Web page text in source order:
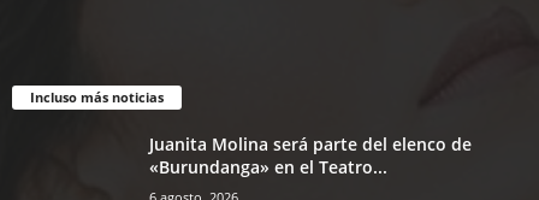
Incluso más noticias
Juanita Molina será parte del elenco de
«Burundanga» en el Teatro...